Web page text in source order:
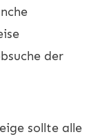
der
sollte alle